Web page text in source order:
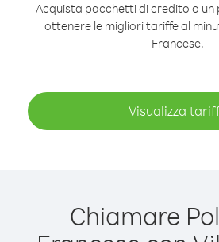
Acquista pacchetti di credito o un
ottenere le migliori tariffe al
Francese.
Visualizza
Chiamare